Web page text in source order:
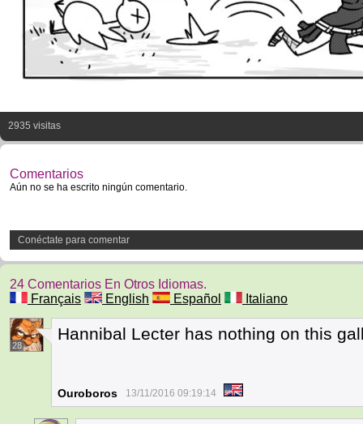
2935 visitas
Comentarios
Aún no se ha escrito ningún comentario.
Conéctate para comentar
24 Comentarios En Otros Idiomas.
Français
English Español Italiano
28
Hannibal Lecter has nothing on this
Ouroboros 13/11/2016 09:19:14